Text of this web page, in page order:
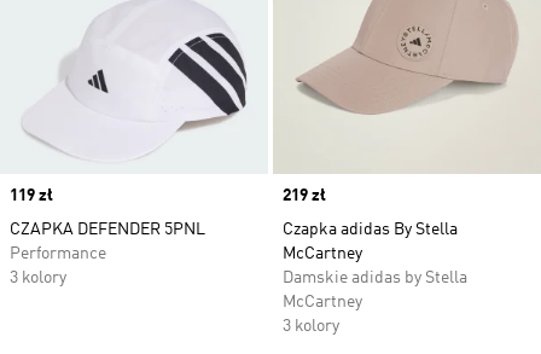
Price
119 zł
CZAPKA DEFENDER 5PNL
Performance
3 kolory
Price
219 zł
Czapka adidas By Stella
McCartney
Damskie adidas by Stella
McCartney
3 kolory